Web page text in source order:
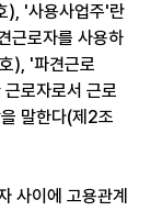
), '사용사업주'란
근로자를 사용하
), '파견근로
로자로서 근로
말한다(제2조
사이에 고용관계